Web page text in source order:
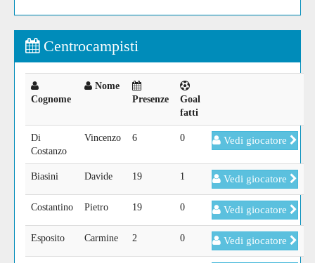
Centrocampisti
Cognome
Nome
Presenze
Goal
fatti
Di
Costanzo
Vincenzo 6 0 Vedi giocatore
Biasini Davide 19 1 Vedi giocatore
Costantino Pietro 19 0 Vedi giocatore
Esposito Carmine 2 0 Vedi giocatore